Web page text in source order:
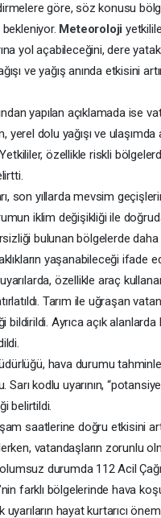
göre, söz konusu
Meteoroloji
yol açabileceğini, dere
ve yağış anında etkisini
yapılan açıklamada ise
yerel dolu yağışı ve
özellikle riskli
son yıllarda mevsim
iklim değişikliği ile
bulunan bölgelerde
yaşanabileceği ifade
özellikle araç
Tarım ile uğraşan
bildirildi. Ayrıca açık
hava durumu
kodlu uyarının,
belirtildi.
saatlerine doğru etkisini
vatandaşların zorunlu
durumda 112 Acil
farklı bölgelerinde hava
hayat kurtarıcı önem